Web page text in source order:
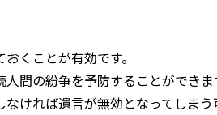
くことが有効です。
間の紛争を予防することができま
ければ遺言が無効となってしまう